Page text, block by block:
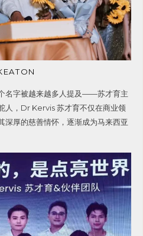
名字被越来越多人提及——苏才育主
人，Dr Kervis 苏才育不仅在商业领
深厚的慈善情怀，逐渐成为马来西亚